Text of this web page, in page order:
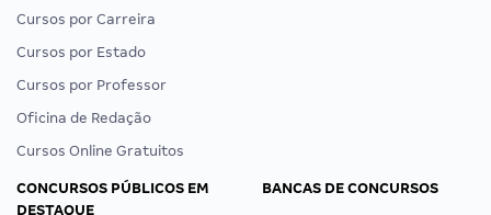
Cursos por Carreira
Cursos por Estado
Cursos por Professor
Oficina de Redação
Cursos Online Gratuitos
CONCURSOS PÚBLICOS EM
DESTAQUE
BANCAS DE CONCURSOS